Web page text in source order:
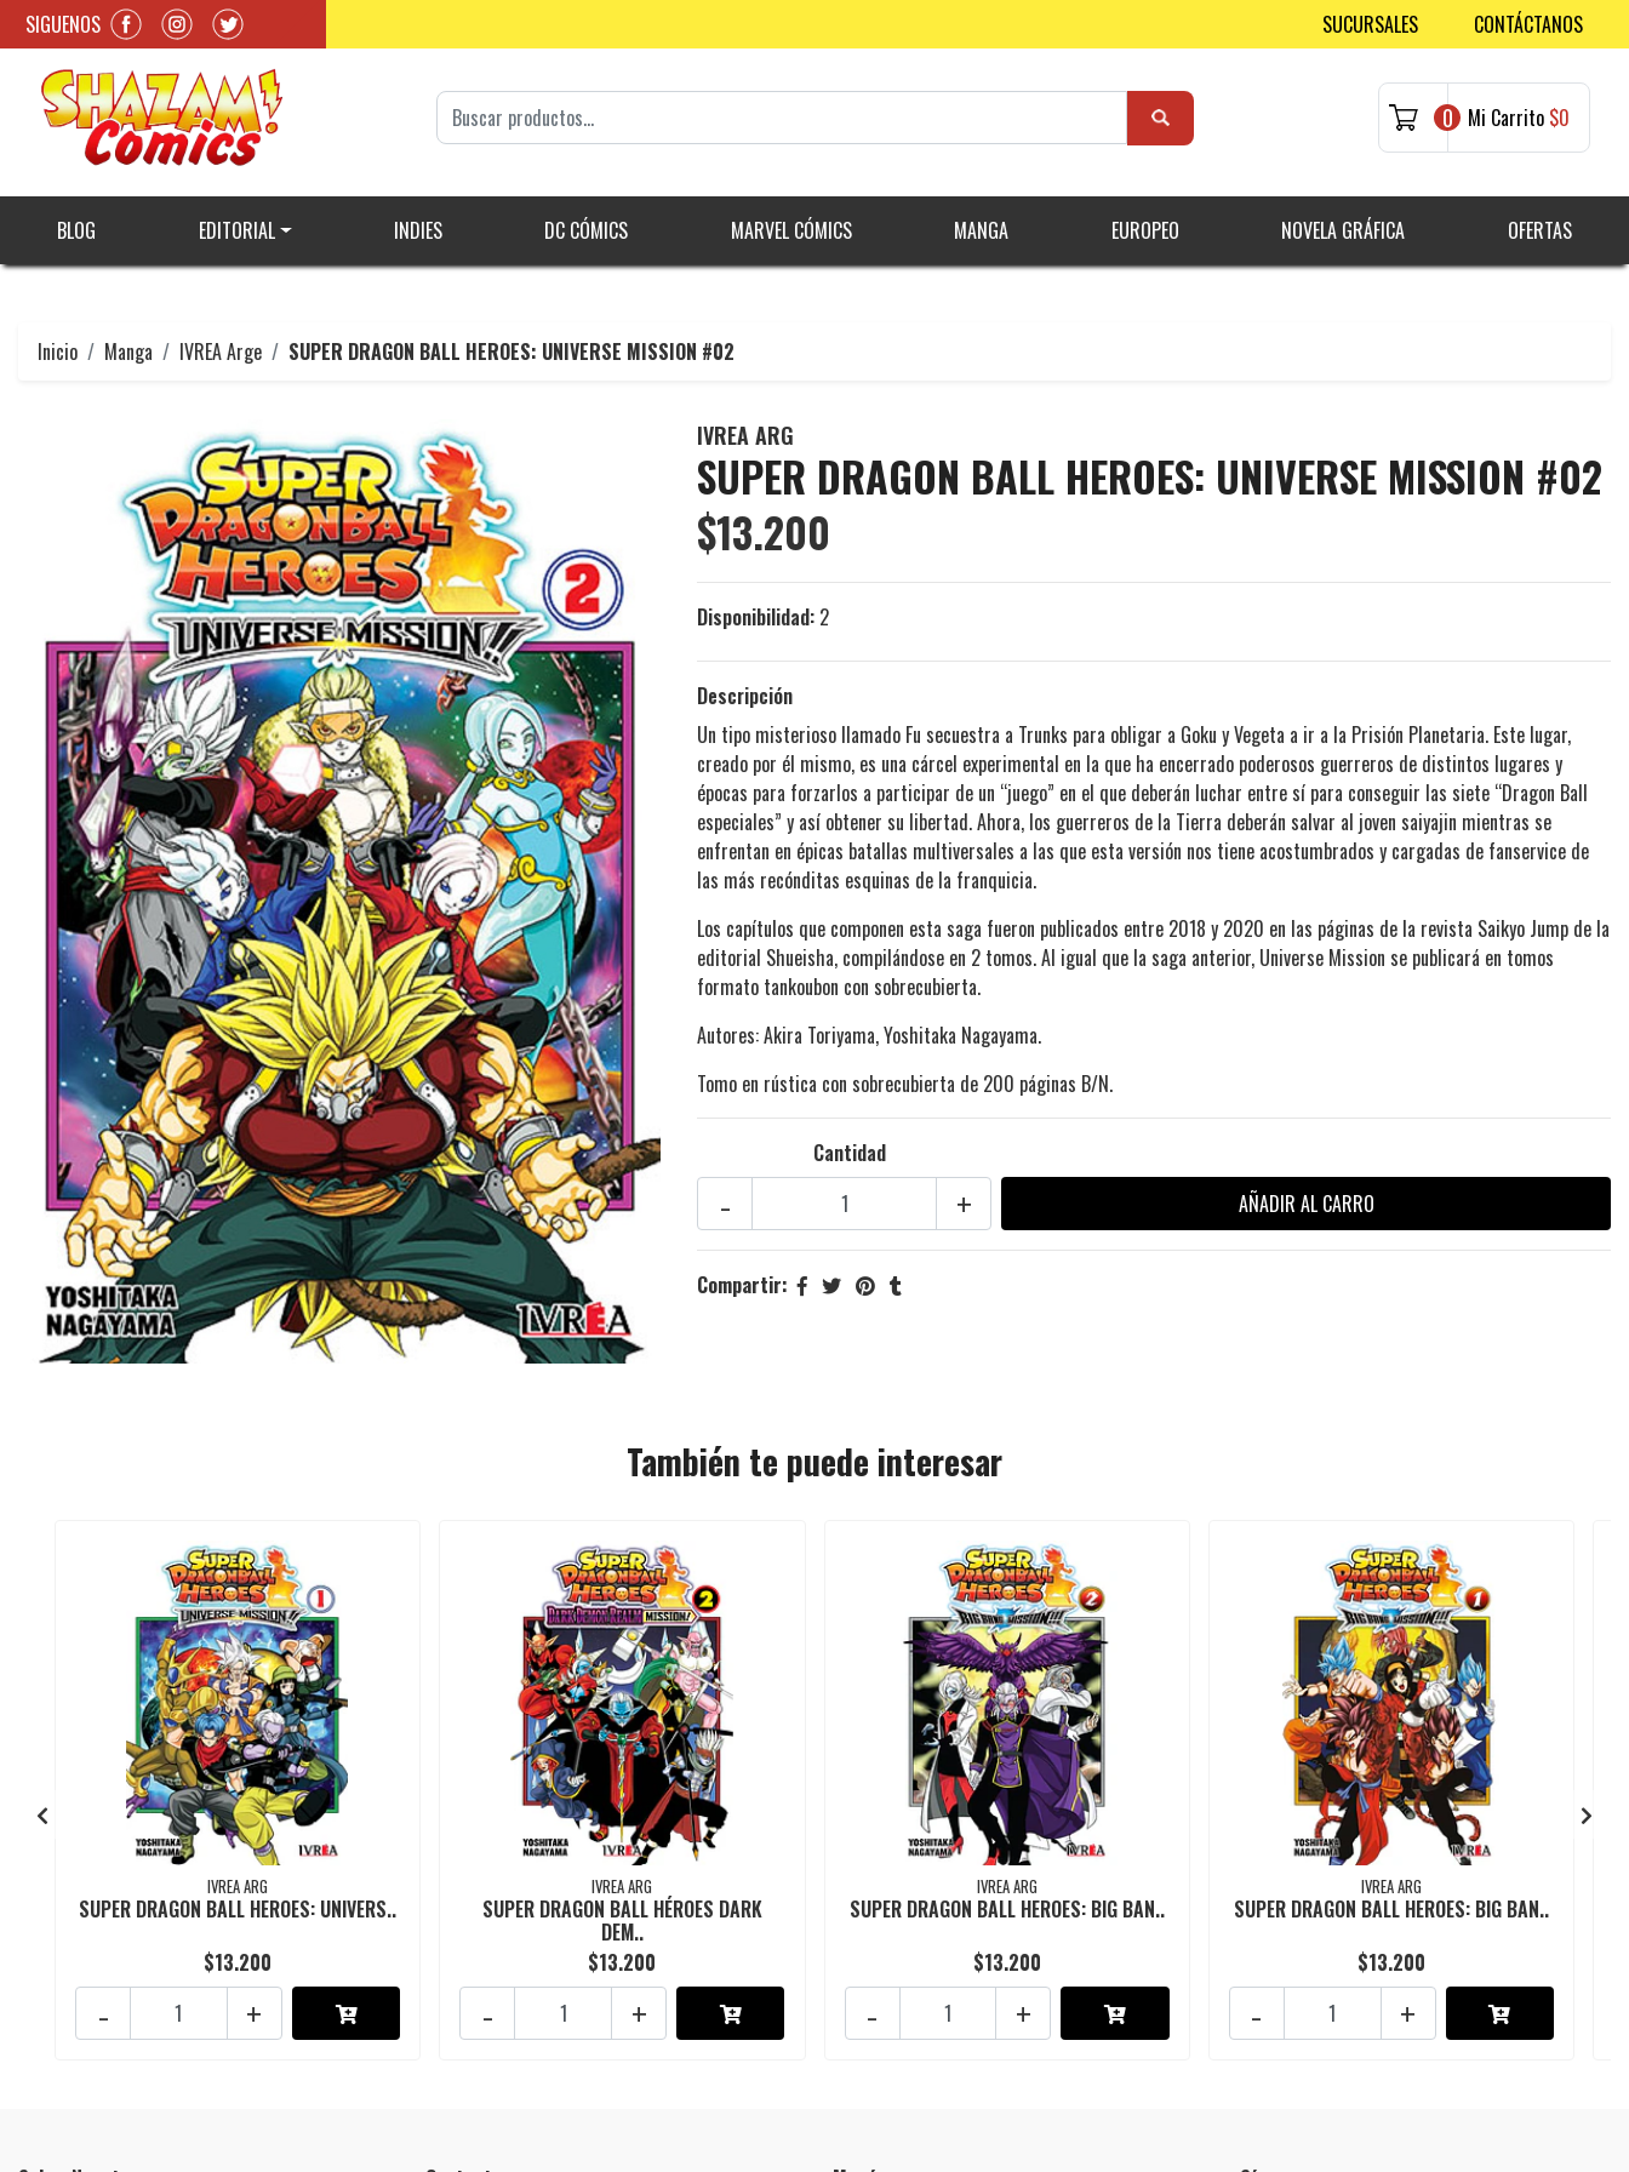
SIGUENOS SUCURSALES CONTÁCTANOS
0 Mi Carrito $0
BLOG EDITORIAL INDIES DC CÓMICS MARVEL CÓMICS MANGA EUROPEO NOVELA GRÁFICA OFERTAS
Inicio Manga IVREA Arge SUPER DRAGON BALL HEROES: UNIVERSE MISSION #02
IVREA ARG
SUPER DRAGON BALL HEROES: UNIVERSE MISSION #02
$13.200
Disponibilidad: 2
Descripción
Un tipo misterioso llamado Fu secuestra a Trunks para obligar a Goku y Vegeta a ir a la Prisión Planetaria. Este lugar,
creado por él mismo, es una cárcel experimental en la que ha encerrado poderosos guerreros de distintos lugares y
épocas para forzarlos a participar de un “juego” en el que deberán luchar entre sí para conseguir las siete “Dragon Ball
especiales” y así obtener su libertad. Ahora, los guerreros de la Tierra deberán salvar al joven saiyajin mientras se
enfrentan en épicas batallas multiversales a las que esta versión nos tiene acostumbrados y cargadas de fanservice de
las más recónditas esquinas de la franquicia.
Los capítulos que componen esta saga fueron publicados entre 2018 y 2020 en las páginas de la revista Saikyo Jump de la
editorial Shueisha, compilándose en 2 tomos. Al igual que la saga anterior, Universe Mission se publicará en tomos
formato tankoubon con sobrecubierta.
Autores: Akira Toriyama, Yoshitaka Nagayama.
Tomo en rústica con sobrecubierta de 200 páginas B/N.
Cantidad
+
-
Compartir:
También te puede interesar
IVREA ARG
SUPER DRAGON BALL HEROES: UNIVERS..
$13.200
+
-
IVREA ARG
SUPER DRAGON BALL HÉROES DARK
DEM..
$13.200
+
-
IVREA ARG
SUPER DRAGON BALL HEROES: BIG BAN..
$13.200
+
-
IVREA ARG
SUPER DRAGON BALL HEROES: BIG BAN..
$13.200
+
-